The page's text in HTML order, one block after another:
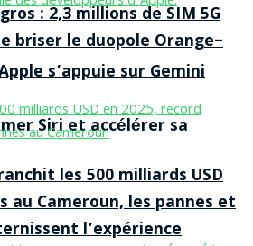
s’appuie sur Gemini
Siri et accélérer sa
: 2,3 millions de SIM 5G
briser le duopole Orange–
les 500 milliards USD
au Cameroun, les pannes et
l’expérience